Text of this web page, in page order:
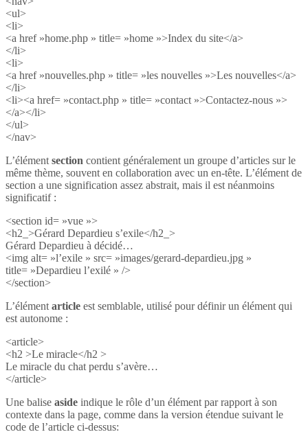
<ul>
<li>
<a href »home.php » title= »home »>Index du site</a>
</li>
<li>
<a href »nouvelles.php » title= »les nouvelles »>Les nouvelles</a>
</li>
<li><a href= »contact.php » title= »contact »>Contactez-nous »>
</a></li>
</ul>
</nav>
L’élément section contient généralement un groupe d’articles sur le
même thème, souvent en collaboration avec un en-tête. L’élément de
section a une signification assez abstrait, mais il est néanmoins
significatif :
<section id= »vue »>
<h2_>Gérard Depardieu s’exile</h2_>
Gérard Depardieu à décidé…
<img alt= »l’exile » src= »images/gerard-depardieu.jpg »
title= »Depardieu l’exilé » />
</section>
L’élément article est semblable, utilisé pour définir un élément qui
est autonome :
<article>
<h2 >Le miracle</h2 >
Le miracle du chat perdu s’avère…
</article>
Une balise aside indique le rôle d’un élément par rapport à son
contexte dans la page, comme dans la version étendue suivant le
code de l’article ci-dessus: